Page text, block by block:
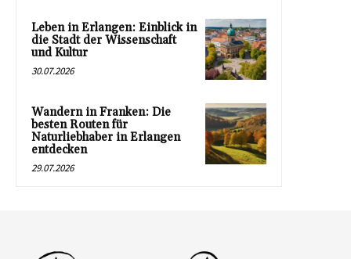
Leben in Erlangen: Einblick in
die Stadt der Wissenschaft
und Kultur
30.07.2026
Wandern in Franken: Die
besten Routen für
Naturliebhaber in Erlangen
entdecken
29.07.2026